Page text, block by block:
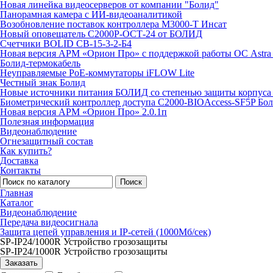
Новая линейка видеосерверов от компании "Болид"
Панорамная камера с ИИ-видеоаналитикой
Возобновление поставок контроллера М3000-Т Инсат
Новый оповещатель С2000Р-ОСТ-24 от БОЛИД
Счетчики BOLID СВ-15-3-2-Б4
Новая версия АРМ «Орион Про» с поддержкой работы ОС
Болид-термокабель
Неуправляемые PoE-коммутаторы iFLOW Lite
Честный знак Болид
Новые источники питания БОЛИД со степенью защиты корпуса
Биометрический контроллер доступа С2000-BIOAccess-SF5P
Новая версия АРМ «Орион Про» 2.0.1п
Полезная информация
Видеонаблюдение
Огнезащитный состав
Как купить?
Доставка
Контакты
Поиск
Главная
Каталог
Видеонаблюдение
Передача видеосигнала
Защита цепей управления и IP-сетей (1000Мб/сек)
SP-IP24/1000R Устройство грозозащиты
SP-IP24/1000R Устройство грозозащиты
Заказать